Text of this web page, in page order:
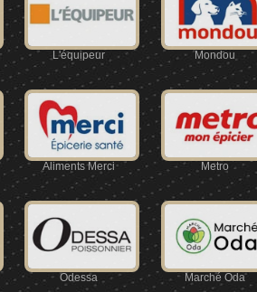
L'équipeur Mondou
Aliments Merci Metro
Odessa Marché Oda